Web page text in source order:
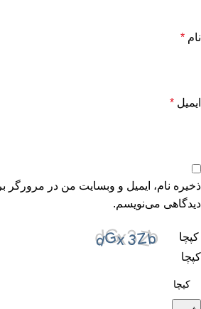
نام *
ایمیل *
ذخیره نام، ایمیل و وبسایت من در مرورگر
دیدگاهی می‌نویسم.
کپچا
کپچا